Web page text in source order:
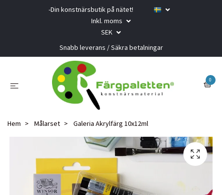
-Din konstnärsbutik på nätet!
Inkl. moms
SEK
Snabb leverans / Säkra betalningar
0
Hem Målarset Galeria Akrylfärg 10x12ml